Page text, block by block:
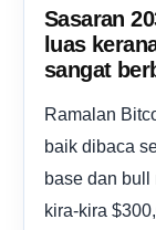
Sasaran
luas
sangat
Ramalan
baik dibaca
base dan bull
kira-kira